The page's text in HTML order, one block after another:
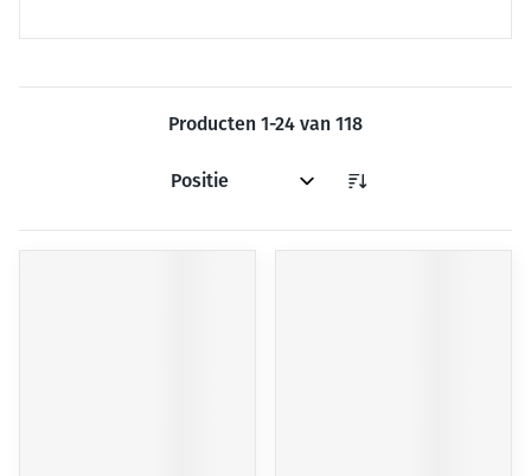
Producten 1-24 van 118
Sorteer op: